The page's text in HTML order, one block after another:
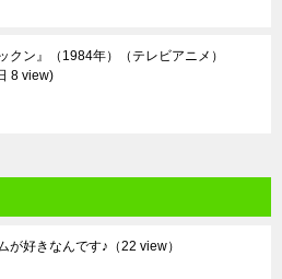
クン』（1984年）（テレビアニメ）
8 view
が好きなんです♪ （22 view）